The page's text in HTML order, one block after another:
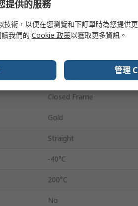
1.5A
150V
Closed Frame
Gold
Straight
-40°C
200°C
No
提供的服務
術，以便在您瀏覽和下訂單時為您提供
我們的 Cookie 政策以獲取更多資訊。
管理